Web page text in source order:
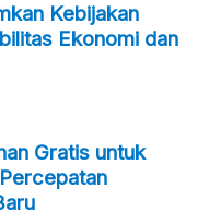
Kebijakan
Ekonomi dan
Gratis untuk